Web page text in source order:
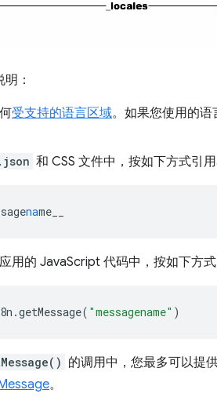
：
受支持的语言区域。如果您使用的
和 CSS 文件中，按如下方式引
name__
用的 JavaScript 代码中，按如下方
.getMessage( "messagename" )
的调用中，您最多可以提
。